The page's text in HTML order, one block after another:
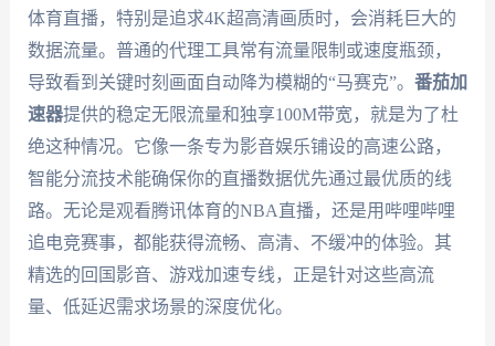
体育直播，特别是追求4K超高清画质时，会消耗巨大的
数据流量。普通的代理工具常有流量限制或速度瓶颈，
导致看到关键时刻画面自动降为模糊的“马赛克”。 番茄加
速器提供的稳定无限流量和独享100M带宽，就是为了杜
绝这种情况。它像一条专为影音娱乐铺设的高速公路，
智能分流技术能确保你的直播数据优先通过最优质的线
路。无论是观看腾讯体育的NBA直播，还是用哔哩哔哩
追电竞赛事，都能获得流畅、高清、不缓冲的体验。其
精选的回国影音、游戏加速专线，正是针对这些高流
量、低延迟需求场景的深度优化。